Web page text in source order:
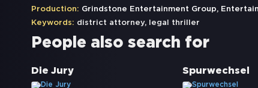
Production: Grindstone Entertainment Group,
Keywords: district attorney, legal thriller
People also search for
Die Jury Spurwechsel